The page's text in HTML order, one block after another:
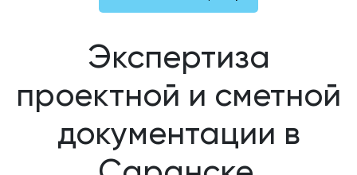
Экспертиза
проектной и сметной
документации в